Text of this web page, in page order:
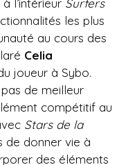
l’intérieur Surfers
les plus
au cours des
Celia
joueur à Sybo.
pas de meilleur
compétitif au
Stars de la
de donner vie à
des éléments